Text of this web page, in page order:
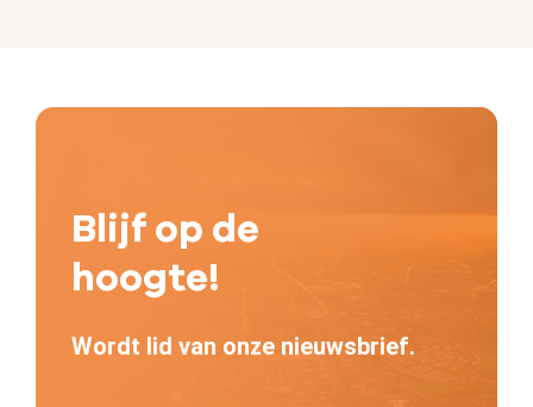
Blijf op de
hoogte!
Wordt lid van onze nieuwsbrief.